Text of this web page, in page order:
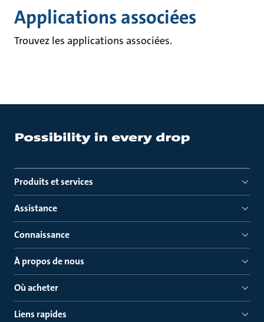
Applications associées
Trouvez les applications associées.
Produits et services
Assistance
Connaissance
À propos de nous
Où acheter
Liens rapides